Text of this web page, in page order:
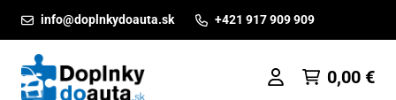
info@doplnkydoauta.sk +421 917 909 909
0,00 €